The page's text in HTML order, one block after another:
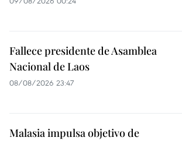
Fallece presidente de Asamblea
Nacional de Laos
08/08/2026 23:47
Malasia impulsa objetivo de